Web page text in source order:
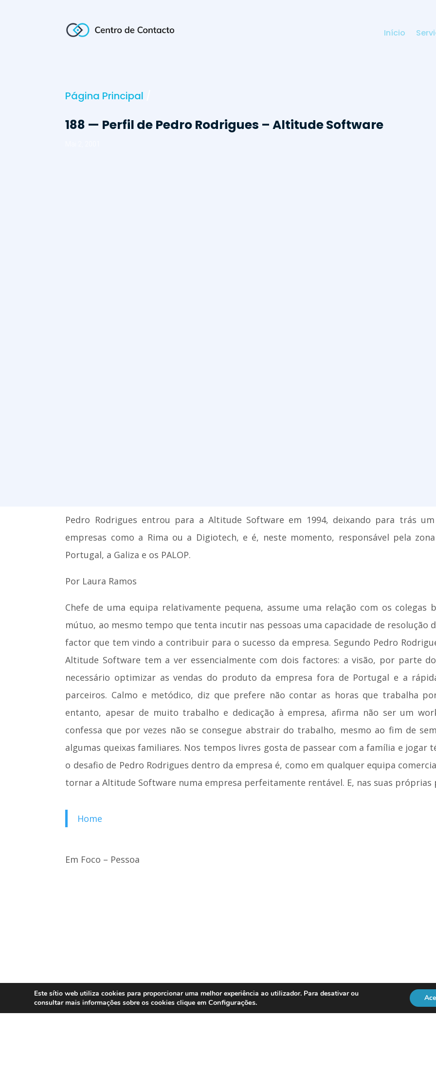
Início
Página Principal
188 — Perfil de Pedro Rodrigues – Altitude Software
Pedro Rodrigues entrou para a Altitude Software em 1994, deixando para trás
empresas como a Rima ou a Digiotech, e é, neste momento, responsável pela
Portugal, a Galiza e os PALOP.
Por Laura Ramos
Chefe de uma equipa relativamente pequena, assume uma relação com os colegas
mútuo, ao mesmo tempo que tenta incutir nas pessoas uma capacidade de
factor que tem vindo a contribuir para o sucesso da empresa. Segundo Pedro
Altitude Software tem a ver essencialmente com dois factores: a visão, por parte
necessário optimizar as vendas do produto da empresa fora de Portugal e a
parceiros. Calmo e metódico, diz que prefere não contar as horas que trabalha
entanto, apesar de muito trabalho e dedicação à empresa, afirma não ser um
confessa que por vezes não se consegue abstrair do trabalho, mesmo ao fim de
algumas queixas familiares. Nos tempos livres gosta de passear com a família e jogar
o desafio de Pedro Rodrigues dentro da empresa é, como em qualquer equipa
tornar a Altitude Software numa empresa perfeitamente rentável. E, nas suas próprias
Home
Em Foco – Pessoa
Este sítio web utiliza cookies para proporcionar uma melhor experiência ao utilizador. Para desativar ou
consultar mais informações sobre os cookies clique em Configurações.